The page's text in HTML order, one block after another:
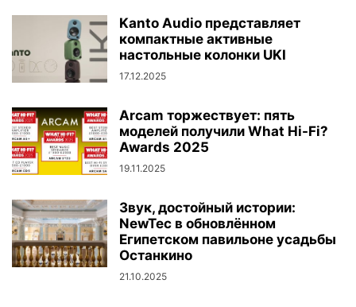
Kanto Audio представляет
компактные активные
настольные колонки UKI
17.12.2025
Arcam торжествует: пять
моделей получили What Hi-Fi?
Awards 2025
19.11.2025
Звук, достойный истории:
NewTec в обновлённом
Египетском павильоне усадьбы
Останкино
21.10.2025